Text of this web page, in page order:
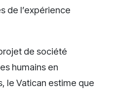
de l’expérience
de société
humains en
le Vatican estime que